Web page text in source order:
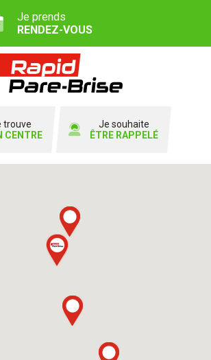
Je prends
RENDEZ-VOUS
trouve
CENTRE
Je souhaite
ÊTRE RAPPELÉ